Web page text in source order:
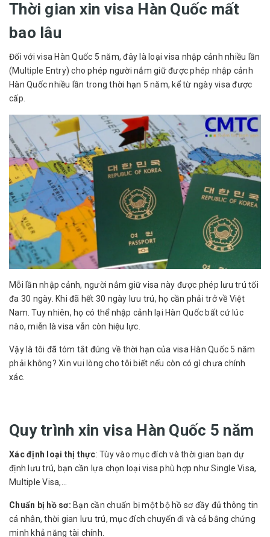
Thời gian xin visa Hàn Quốc mất
bao lâu
Đối với visa Hàn Quốc 5 năm, đây là loại visa nhập cảnh nhiều lần
(Multiple Entry) cho phép người nắm giữ được phép nhập cảnh
Hàn Quốc nhiều lần trong thời hạn 5 năm, kể từ ngày visa được
cấp.
Mỗi lần nhập cảnh, người nắm giữ visa này được phép lưu trú tối
đa 30 ngày. Khi đã hết 30 ngày lưu trú, họ cần phải trở về Việt
Nam. Tuy nhiên, họ có thể nhập cảnh lại Hàn Quốc bất cứ lúc
nào, miễn là visa vẫn còn hiệu lực.
Vậy là tôi đã tóm tắt đúng về thời hạn của visa Hàn Quốc 5 năm
phải không? Xin vui lòng cho tôi biết nếu còn có gì chưa chính
xác.
Quy trình xin visa Hàn Quốc 5 năm
Xác định loại thị thực: Tùy vào mục đích và thời gian bạn dự
định lưu trú, bạn cần lựa chọn loại visa phù hợp như Single Visa,
Multiple Visa,...
Chuẩn bị hồ sơ: Bạn cần chuẩn bị một bộ hồ sơ đầy đủ thông tin
cá nhân, thời gian lưu trú, mục đích chuyến đi và cả bằng chứng
minh khả năng tài chính.